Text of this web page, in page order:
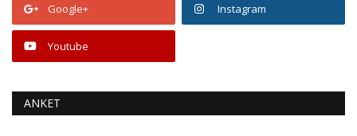
Google+ Instagram
Youtube
ANKET